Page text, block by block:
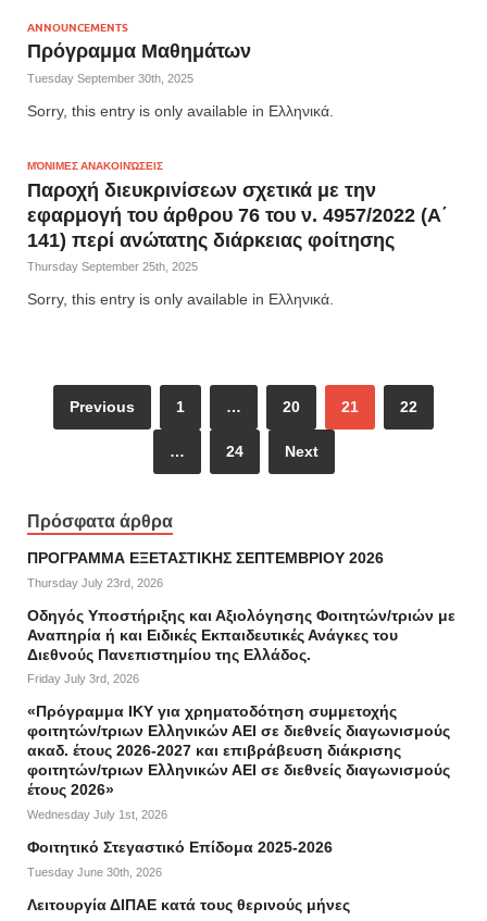
ANNOUNCEMENTS
Πρόγραμμα Μαθημάτων
Tuesday September 30th, 2025
Sorry, this entry is only available in Ελληνικά.
ΜΌΝΙΜΕΣ ΑΝΑΚΟΙΝΏΣΕΙΣ
Παροχή διευκρινίσεων σχετικά με την
εφαρμογή του άρθρου 76 του ν. 4957/2022 (Α΄
141) περί ανώτατης διάρκειας φοίτησης
Thursday September 25th, 2025
Sorry, this entry is only available in Ελληνικά.
Previous 1 … 20 21 22
… 24 Next
Πρόσφατα άρθρα
ΠΡΟΓΡΑΜΜΑ ΕΞΕΤΑΣΤΙΚΗΣ ΣΕΠΤΕΜΒΡΙΟΥ 2026
Thursday July 23rd, 2026
Οδηγός Υποστήριξης και Αξιολόγησης Φοιτητών/τριών με
Αναπηρία ή και Ειδικές Εκπαιδευτικές Ανάγκες του
Διεθνούς Πανεπιστημίου της Ελλάδος.
Friday July 3rd, 2026
«Πρόγραμμα ΙΚΥ για χρηματοδότηση συμμετοχής
φοιτητών/τριων Ελληνικών ΑΕΙ σε διεθνείς διαγωνισμούς
ακαδ. έτους 2026-2027 και επιβράβευση διάκρισης
φοιτητών/τριων Ελληνικών ΑΕΙ σε διεθνείς διαγωνισμούς
έτους 2026»
Wednesday July 1st, 2026
Φοιτητικό Στεγαστικό Επίδομα 2025-2026
Tuesday June 30th, 2026
Λειτουργία ΔΙΠΑΕ κατά τους θερινούς μήνες